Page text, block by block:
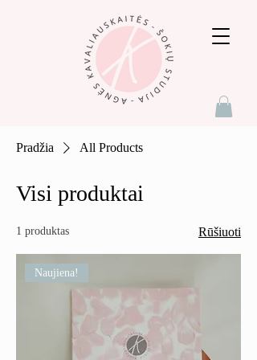
Pradžia All Products
Visi produktai
1 produktas Rūšiuoti
Naujiena!